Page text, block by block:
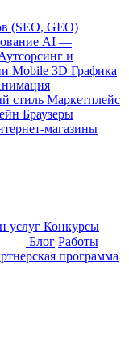
(SEO, GEO)
AI —
и
Mobile 3D Графика
стиль Маркетплейс
Браузеры
магазины
услуг Конкурсы
Блог Работы
программа